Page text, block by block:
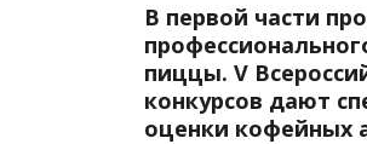
В первой части
пиццы. V
конкурсов дают
оценки кофейных